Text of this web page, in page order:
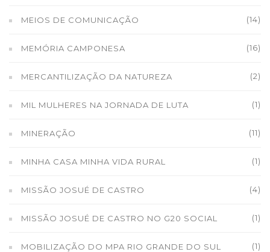
MEIOS DE COMUNICAÇÃO (14)
MEMÓRIA CAMPONESA (16)
MERCANTILIZAÇÃO DA NATUREZA (2)
MIL MULHERES NA JORNADA DE LUTA (1)
MINERAÇÃO (11)
MINHA CASA MINHA VIDA RURAL (1)
MISSÃO JOSUÉ DE CASTRO (4)
MISSÃO JOSUÉ DE CASTRO NO G20 SOCIAL (1)
MOBILIZAÇÃO DO MPA RIO GRANDE DO SUL (1)